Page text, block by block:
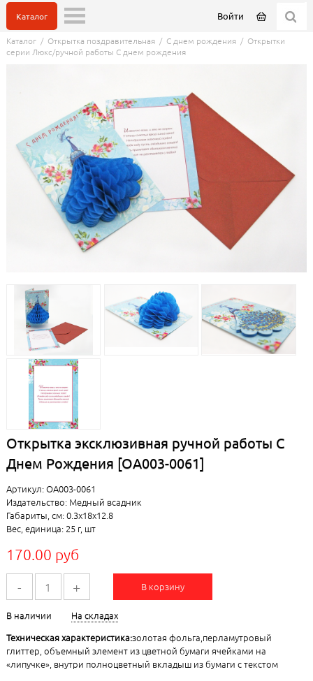
Войти
Каталог
Каталог/ Открытка поздравительная/ С днем рождения/ Открытки
серии Люкс/ручной работы С днем рождения
Открытка эксклюзивная ручной работы С
Днем Рождения [ОА003-0061]
Артикул: ОА003-0061
Издательство: Медный всадник
Габариты, см: 0.3x18x12.8
Вес, единица: 25 г, шт
170.00 руб
- + В корзину
В наличии
На складах
Техническая характеристика:золотая фольга,перламутровый
глиттер, объемный элемент из цветной бумаги ячейками на
«липучке», внутри полноцветный вкладыш из бумаги с текстом